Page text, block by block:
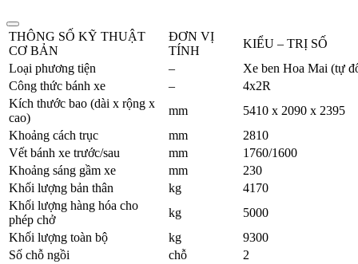
THÔNG SỐ KỸ THUẬT
CƠ BẢN
ĐƠN VỊ
TÍNH
KIỂU – TRỊ SỐ
Loại phương tiện
–
Xe ben Hoa Mai (tự
Công thức bánh xe
–
4x2R
Kích thước bao (dài x rộng x
cao)
mm
5410 x 2090 x 2395
Khoảng cách trục
mm
2810
Vết bánh xe trước/sau
mm
1760/1600
Khoảng sáng gầm xe
mm
230
Khối lượng bản thân
kg
4170
Khối lượng hàng hóa cho
phép chở
kg
5000
Khối lượng toàn bộ
kg
9300
Số chỗ ngồi
chỗ
2